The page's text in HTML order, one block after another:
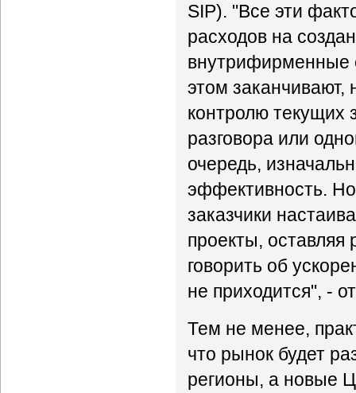
SIP). "Все эти
расходов на
внутрифирменные
этом заканчивают,
контролю текущих
разговора или
очередь,
эффективность.
заказчики
проекты, оставляя
говорить об
не приходится", -
Тем не менее,
что рынок будет
регионы, а новые